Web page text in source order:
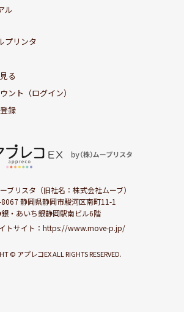
ル
プリンタ
る
ント（ログイン）
録
ブリスタ（旧社名：株式会社ムーブ）
静岡県静岡市駿河区南町11-1
・あいち銀静岡駅南ビル6階
トサイト： https://www.move-p.jp/
© アプレコEX ALL RIGHTS RESERVED.